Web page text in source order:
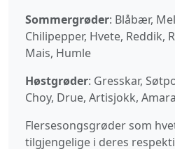
Sommergrøder: Blåbær,
Chilipepper, Hvete, Reddik,
Mais, Humle
Høstgrøder: Gresskar,
Choy, Drue, Artisjokk,
Flersesongsgrøder som
tilgjengelige i deres